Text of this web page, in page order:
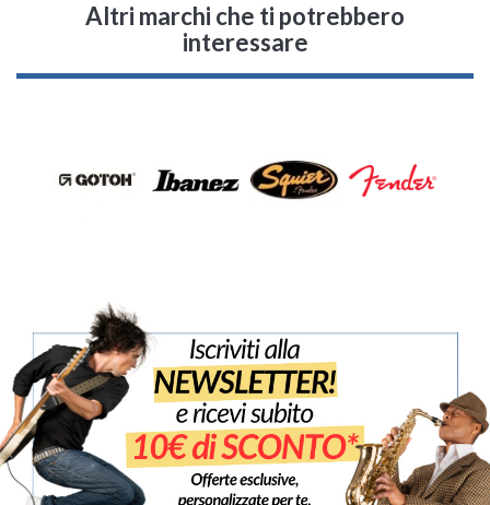
Altri marchi che ti potrebbero
interessare